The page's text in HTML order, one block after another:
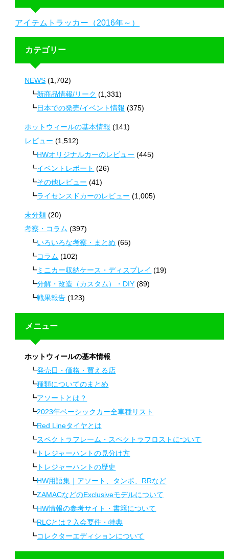
アイテムトラッカー（2016年～）
カテゴリー
NEWS (1,702)
新商品情報/リーク (1,331)
日本での発売/イベント情報 (375)
ホットウィールの基本情報 (141)
レビュー (1,512)
HWオリジナルカーのレビュー (445)
イベントレポート (26)
その他レビュー (41)
ライセンスドカーのレビュー (1,005)
未分類 (20)
考察・コラム (397)
いろいろな考察・まとめ (65)
コラム (102)
ミニカー収納ケース・ディスプレイ (19)
分解・改造（カスタム）・DIY (89)
戦果報告 (123)
メニュー
ホットウィールの基本情報
発売日・価格・買える店
種類についてのまとめ
アソートとは？
2023年ベーシックカー全車種リスト
Red Lineタイヤとは
スペクトラフレーム・スペクトラフロストについて
トレジャーハントの見分け方
トレジャーハントの歴史
HW用語集｜アソート、タンポ、RRなど
ZAMACなどのExclusiveモデルについて
HW情報の参考サイト・書籍について
RLCとは？入会要件・特典
コレクターエディションについて